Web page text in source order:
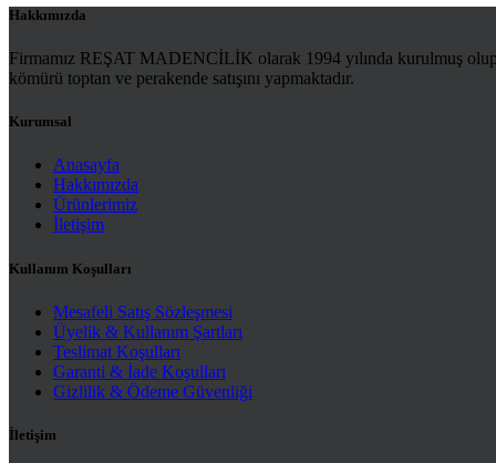
Hakkımızda
Firmamız REŞAT MADENCİLİK olarak 1994 yılında kurulmuş
kömürü toptan ve perakende satışını yapmaktadır.
Kurumsal
Anasayfa
Hakkımızda
Ürünlerimiz
İletişim
Kullanım Koşulları
Mesafeli Satış Sözleşmesi
Üyelik & Kullanım Şartları
Teslimat Koşulları
Garanti & İade Koşulları
Gizlilik & Ödeme Güvenliği
İletişim